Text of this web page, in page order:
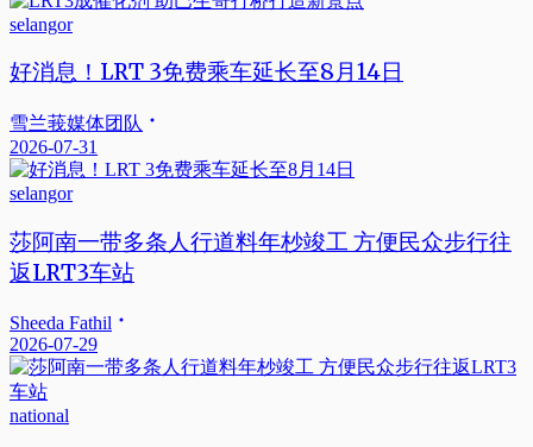
selangor
好消息！LRT 3免费乘车延长至8月14日
雪兰莪媒体团队
2026-07-31
selangor
莎阿南一带多条人行道料年杪竣工 方便民众步行往
返LRT3车站
Sheeda Fathil
2026-07-29
national